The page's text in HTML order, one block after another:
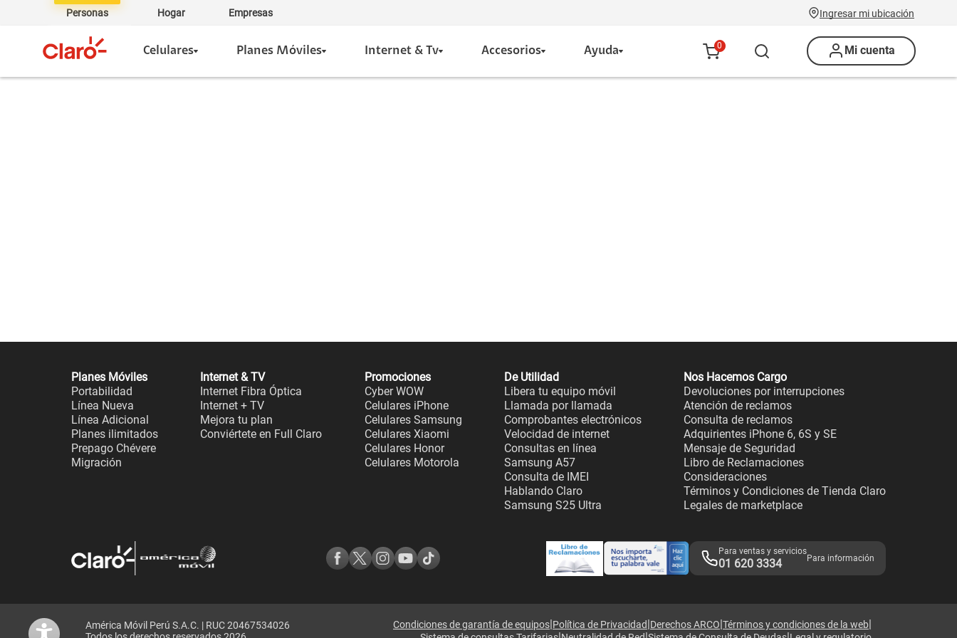
Personas Hogar Empresas Ingresar mi ubicación
Celulares Planes Móviles Internet & Tv Accesorios Ayuda 0 Mi cuenta
Planes Móviles
Portabilidad
Línea Nueva
Línea Adicional
Planes ilimitados
Prepago Chévere
Migración
Internet & TV
Internet Fibra Óptica
Internet + TV
Mejora tu plan
Conviértete en Full Claro
Promociones
Cyber WOW
Celulares iPhone
Celulares Samsung
Celulares Xiaomi
Celulares Honor
Celulares Motorola
De Utilidad
Libera tu equipo móvil
Llamada por llamada
Comprobantes electrónicos
Velocidad de internet
Consultas en línea
Samsung A57
Consulta de IMEI
Hablando Claro
Samsung S25 Ultra
Nos Hacemos Cargo
Devoluciones por interrupciones
Atención de reclamos
Consulta de reclamos
Adquirientes iPhone 6, 6S y SE
Mensaje de Seguridad
Libro de Reclamaciones
Consideraciones
Términos y Condiciones de Tienda Claro
Legales de marketplace
Para ventas y servicios
01 620 3334 Para información
América Móvil Perú S.A.C. | RUC 20467534026
Condiciones de garantía de equipos|Política de Privacidad|Derechos ARCO|Términos y condiciones de la web|